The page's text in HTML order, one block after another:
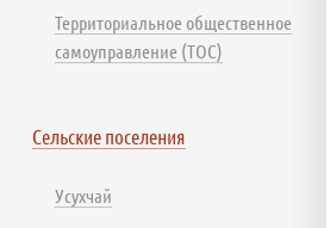
Территориальное общественное
самоуправление (ТОС)
Сельские поселения
Усухчай